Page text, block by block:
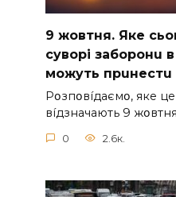
9 жoвтня. Якe
cyвopi зaбopoнu
мoжyть пpuнecтu
Pօзпօвíдaємօ, якe
вíдзнaчaють 9 жօвтня
0 2.6к.